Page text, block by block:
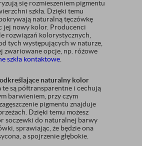
się rozmieszeniem pigmentu
szkła. Dzięki temu
naturalną tęczówkę
jej nowy kolor. Producenci
rozwiązań kolorystycznych,
tych występujących w naturze,
zwariowane opcje, np. różowe
szkła kontaktowe
naturalny kolor
te są półtransparentne i cechują
barwieniem, przy czym
pigmentu znajduje
Dzięki temu możesz
soczewki do naturalnej barwy
sprawiając, że będzie ona
a spojrzenie głębokie.